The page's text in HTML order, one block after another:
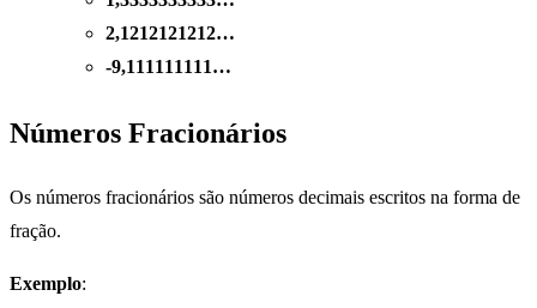
2,1212121212…
-9,111111111…
Números Fracionários
Os números fracionários são números decimais escritos na forma de
fração.
Exemplo: